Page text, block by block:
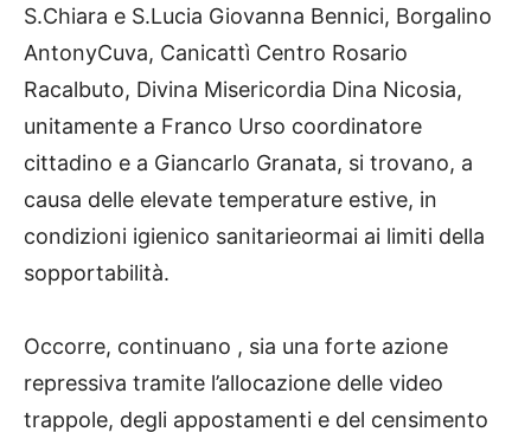
S.Chiara e S.Lucia Giovanna Bennici, Borgalino
AntonyCuva, Canicattì Centro Rosario
Racalbuto, Divina Misericordia Dina Nicosia,
unitamente a Franco Urso coordinatore
cittadino e a Giancarlo Granata, si trovano, a
causa delle elevate temperature estive, in
condizioni igienico sanitarieormai ai limiti della
sopportabilità.
Occorre, continuano , sia una forte azione
repressiva tramite l’allocazione delle video
trappole, degli appostamenti e del censimento